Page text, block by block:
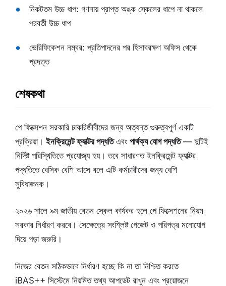
নিকটতম উচ্চ ধাপ: গণনায় প্রাপ্ত অঙ্ক স্কেলের ধাপে না থাকলে
পরবর্তী উচ্চ ধাপ
ভেরিফিকেশন নম্বর: প্রতিপাদনের পর হিসাবরক্ষণ অফিস থেকে
প্রদত্ত
শেষকথা
পে ফিক্সেশন সরকারি চাকরিজীবীদের জন্য অত্যন্ত গুরুত্বপূর্ণ একটি
প্রক্রিয়া।ইনক্রিমেন্ট ফ্যাক্টর পদ্ধতিএবং পার্থক্য যোগ পদ্ধতি— দুটিই
নির্দিষ্ট পরিস্থিতিতে প্রযোজ্য হয়। তবে সাধারণত ইনক্রিমেন্ট ফ্যাক্টর
পদ্ধতিতে বেসিক বেশি আসে বলে এটি কর্মচারীদের জন্য বেশি
সুবিধাজনক।
২০২৬ সালে ৯ম জাতীয় বেতন স্কেল কার্যকর হলে পে ফিক্সেশনের নিয়ম
সরকার নির্ধারণ করবে। সেক্ষেত্রে সংশ্লিষ্ট গেজেট ও পরিপত্র মনোযোগ
দিয়ে পড়া জরুরি।
নিজের বেতন সঠিকভাবে নির্ধারণ হচ্ছে কি না তা নিশ্চিত করতে
iBAS++ সিস্টেমে নিয়মিত তথ্য আপডেট রাখুন এবং প্রয়োজনে